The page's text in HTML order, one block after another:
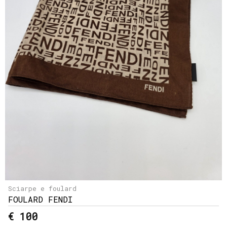
Sciarpe e foulard
FOULARD FENDI
€ 100